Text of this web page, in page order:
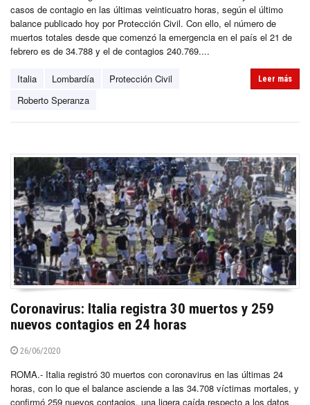
casos de contagio en las últimas veinticuatro horas, según el último
balance publicado hoy por Protección Civil. Con ello, el número de
muertos totales desde que comenzó la emergencia en el país el 21 de
febrero es de 34.788 y el de contagios 240.769....
Italia Lombardía
Protección Civil
Roberto Speranza
Leer más
Coronavirus: Italia registra 30 muertos y 259
nuevos contagios en 24 horas
26/06/2020
ROMA.- Italia registró 30 muertos con coronavirus en las últimas 24
horas, con lo que el balance asciende a las 34.708 víctimas mortales, y
confirmó 259 nuevos contagios, una ligera caída respecto a los datos